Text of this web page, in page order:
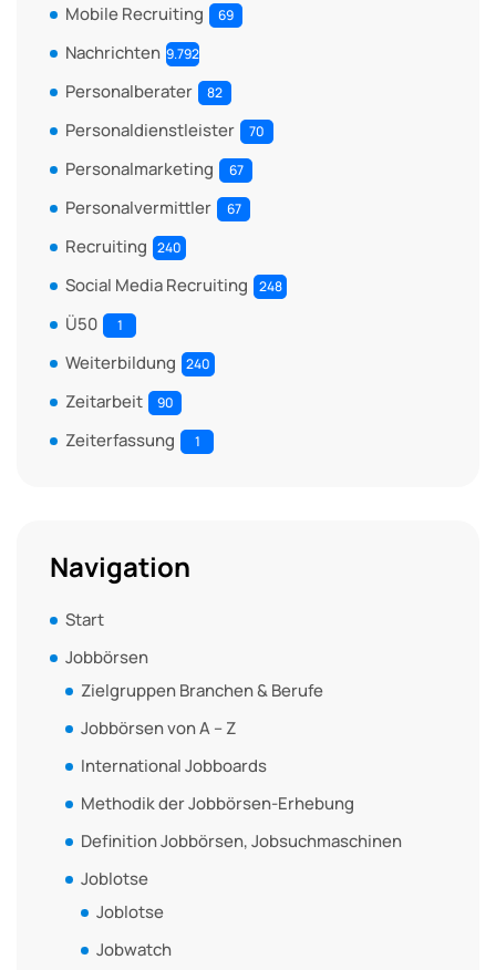
Mobile Recruiting 69
Nachrichten 9.792
Personalberater 82
Personaldienstleister 70
Personalmarketing 67
Personalvermittler 67
Recruiting 240
Social Media Recruiting 248
Ü50 1
Weiterbildung 240
Zeitarbeit 90
Zeiterfassung 1
Navigation
Start
Jobbörsen
Zielgruppen Branchen & Berufe
Jobbörsen von A – Z
International Jobboards
Methodik der Jobbörsen-Erhebung
Definition Jobbörsen, Jobsuchmaschinen
Joblotse
Joblotse
Jobwatch